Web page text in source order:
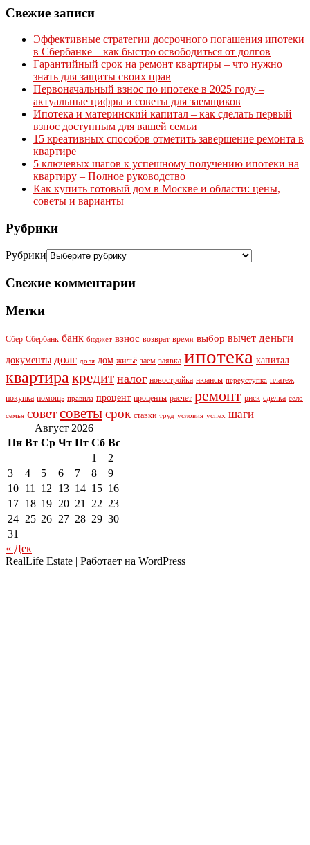
Свежие записи
Эффективные стратегии досрочного погашения ипотеки
в Сбербанке – как быстро освободиться от долгов
Гарантийный срок на ремонт квартиры – что нужно
знать для защиты своих прав
Первоначальный взнос по ипотеке в 2025 году –
актуальные цифры и советы для заемщиков
Ипотека и материнский капитал – как сделать первый
взнос доступным для вашей семьи
15 креативных способов отметить завершение ремонта в
квартире
5 ключевых шагов к успешному получению ипотеки на
квартиру – Полное руководство
Как купить готовый дом в Москве и области: цены,
советы и варианты
Рубрики
Рубрики
Свежие комментарии
Метки
Сбер Сбербанк банк бюджет взнос возврат время выбор вычет деньги
документы долг доля дом жильё заем заявка ипотека капитал
квартира кредит налог новостройка нюансы переуступка платеж
покупка помощь правила процент проценты расчет ремонт риск сделка село
семья советсоветысрок ставки труд условия успех шаги
Август 2026
Пн Вт Ср Чт Пт Сб Вс
1
2
3
4 5 6 7 8
9
10 11 12 13 14 15 16
17 18 19 20 21 22 23
24 25 26 27 28 29 30
31
« Дек
RealLife Estate | Работает на WordPress